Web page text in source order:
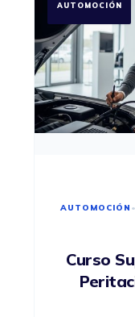
AUTOMOCIÓN
AUTOMOCIÓN •
Curso